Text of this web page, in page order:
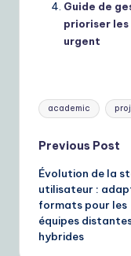
Guide de
prioriser
urgent
Tags:
academic
Post
Previous Post
Évolution de la
utilisateur :
formats pour les
équipes
hybrides